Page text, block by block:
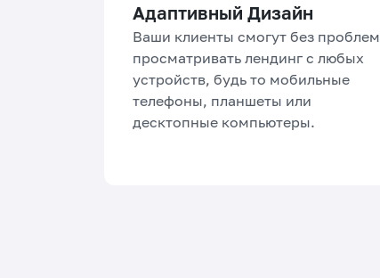
Адаптивный Дизайн
Ваши клиенты смогут без проблем
просматривать лендинг с любых
устройств, будь то мобильные
телефоны, планшеты или
десктопные компьютеры.